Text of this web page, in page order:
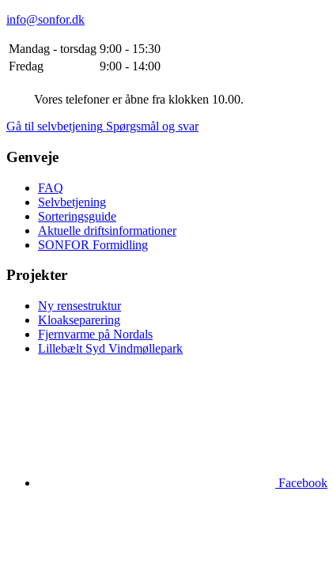
info@sonfor.dk
Mandag - torsdag 9:00 - 15:30
Fredag
9:00 - 14:00
Vores telefoner er åbne fra klokken 10.00.
Gå til selvbetjening Spørgsmål og svar
Genveje
FAQ
Selvbetjening
Sorteringsguide
Aktuelle driftsinformationer
SONFOR Formidling
Projekter
Ny rensestruktur
Kloakseparering
Fjernvarme på Nordals
Lillebælt Syd Vindmøllepark
Facebook